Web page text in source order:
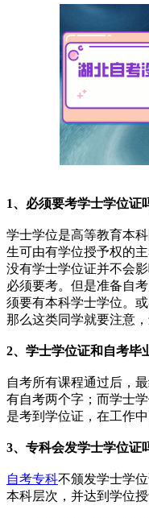
1、必须要考学士学位证
学士学位是高等教育本
生可由有学位授予权的
没有学士学位证并不会
必须要考。但是准备自
须要有本科学士学位。
那么这类同学就要注意
2、学士学位证和自考毕
自考所有课程通过后，
有自考两个字；而学士
是考到学位证，在工作
3、专科会发学士学位证
自考专科不颁发学士学
本科层次，并达到学位